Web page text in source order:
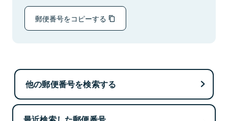
郵便番号をコピーする
他の郵便番号を検索する